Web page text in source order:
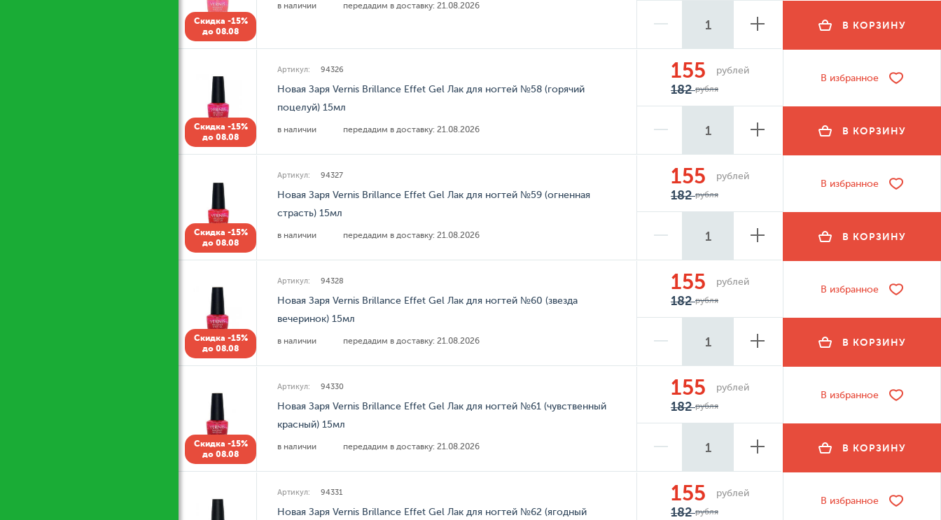
Скидка -15%
до 08.08
в наличии передадим в доставку: 21.08.2026
В КОРЗИНУ
Скидка -15%
до 08.08
Артикул: 94326
Новая Заря Vernis Brillance Effet Gel Лак для ногтей №58 (горячий
поцелуй) 15мл
в наличии передадим в доставку: 21.08.2026
155 рублей
182рубля
В избранное
В КОРЗИНУ
Скидка -15%
до 08.08
Артикул: 94327
Новая Заря Vernis Brillance Effet Gel Лак для ногтей №59 (огненная
страсть) 15мл
в наличии передадим в доставку: 21.08.2026
155 рублей
182рубля
В избранное
В КОРЗИНУ
Скидка -15%
до 08.08
Артикул: 94328
Новая Заря Vernis Brillance Effet Gel Лак для ногтей №60 (звезда
вечеринок) 15мл
в наличии передадим в доставку: 21.08.2026
155 рублей
182рубля
В избранное
В КОРЗИНУ
Скидка -15%
до 08.08
Артикул: 94330
Новая Заря Vernis Brillance Effet Gel Лак для ногтей №61 (чувственный
красный) 15мл
в наличии передадим в доставку: 21.08.2026
155 рублей
182рубля
В избранное
В КОРЗИНУ
Артикул: 94331
Новая Заря Vernis Brillance Effet Gel Лак для ногтей №62 (ягодный
155 рублей
182рубля
В избранное